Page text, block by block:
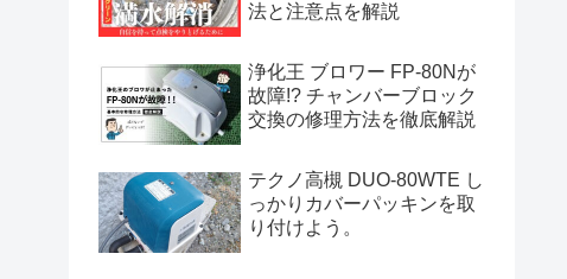
法と注意点を解説
浄化王 ブロワー FP-80Nが
故障!? チャンバーブロック
交換の修理方法を徹底解説
テクノ高槻 DUO-80WTE し
っかりカバーパッキンを取
り付けよう。